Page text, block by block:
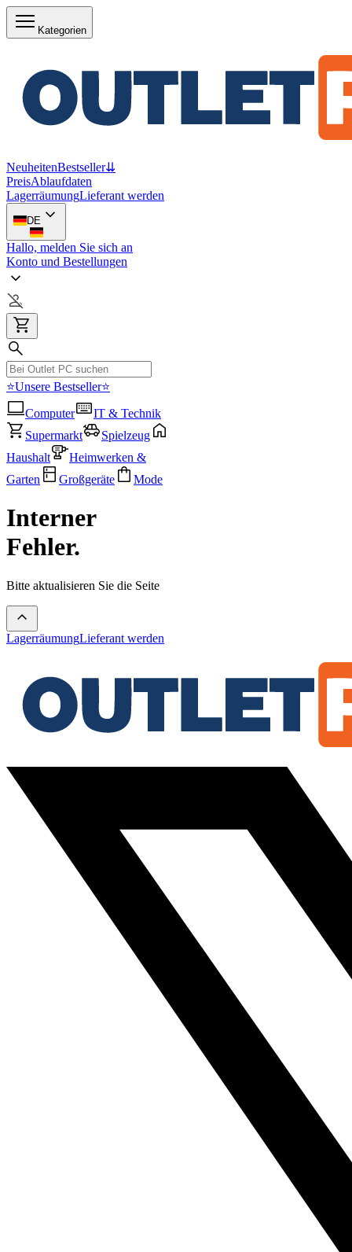
Kategorien
NeuheitenBestseller⇊
PreisAblaufdaten
LagerräumungLieferant werden
DE
Hallo, melden Sie sich an
Konto und Bestellungen
⭐Unsere Bestseller⭐
Computer
IT & Technik
Supermarkt
Spielzeug
Haushalt
Heimwerken &
Garten
Großgeräte Mode
Interner
Fehler.
Bitte aktualisieren Sie die Seite
LagerräumungLieferant werden